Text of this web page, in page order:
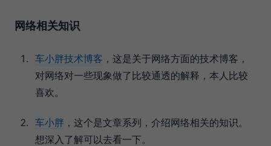
网络相关知识
车小胖技术博客 ，这是关于网络方面的技术博客，
对网络对一些现象做了比较通透的解释，本人比较
喜欢。
车小胖 ，这个是文章系列，介绍网络相关的知识。
想深入了解可以去看一下。